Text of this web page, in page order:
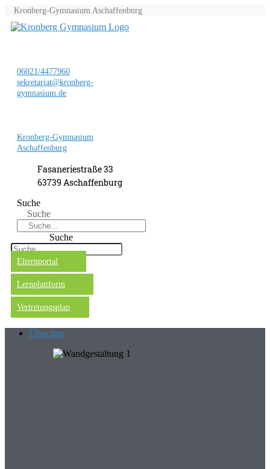
Kronberg-Gymnasium Aschaffenburg
06021/4477960
sekretariat@kronberg-
gymnasium.de
Kronberg-Gymnasium
Aschaffenburg
Fasaneriestraße 33
63739 Aschaffenburg
Suche
Suche
Suche
Elternportal
Lernplattform
Vertretungsplan
Über uns